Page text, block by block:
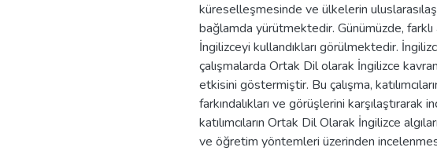
küreselleşmesinde ve ülkelerin
bağlamda yürütmektedir. Günümüzde, farklı
İngilizceyi kullandıkları görülmektedir.
çalışmalarda Ortak Dil olarak İngilizce
etkisini göstermiştir. Bu çalışma,
farkındalıkları ve görüşlerini karşılaştırarak
katılımcıların Ortak Dil Olarak İngilizce
ve öğretim yöntemleri üzerinden